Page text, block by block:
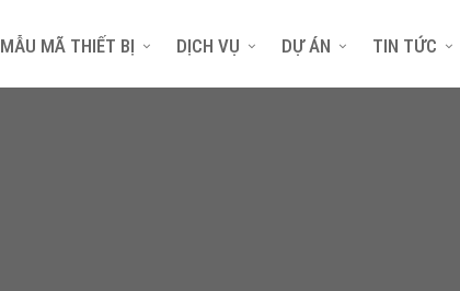
MẪU MÃ THIẾT BỊ DỊCH VỤ DỰ ÁN TIN TỨC